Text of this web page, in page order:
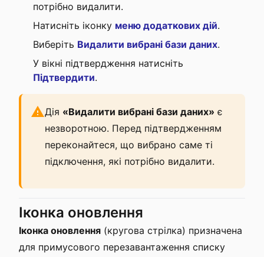
потрібно видалити.
Натисніть іконку меню додаткових дій.
Виберіть Видалити вибрані бази даних.
У вікні підтвердження натисніть
Підтвердити.
Дія «Видалити вибрані бази даних» є
незворотною. Перед підтвердженням
переконайтеся, що вибрано саме ті
підключення, які потрібно видалити.
Іконка оновлення
Іконка оновлення (кругова стрілка) призначена
для примусового перезавантаження списку